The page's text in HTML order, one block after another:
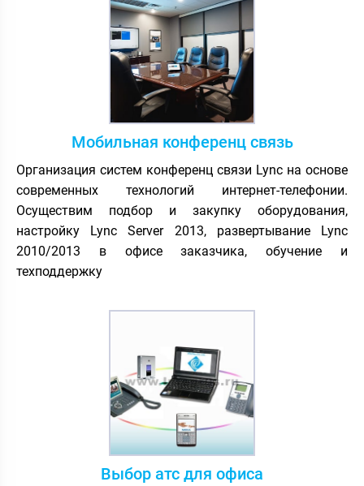
Мобильная конференц связь
Организация систем конференц связи Lync на основе
современных технологий интернет-телефонии.
Осуществим подбор и закупку оборудования,
настройку Lync Server 2013, развертывание Lync
2010/2013 в офисе заказчика, обучение и
техподдержку
Выбор атс для офиса